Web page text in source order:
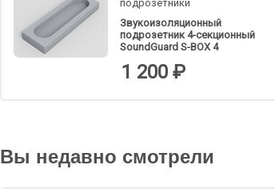
подрозетники
Звукоизоляционный
подрозетник 4-секционный
SoundGuard S-BOX 4
1 200 ₽
Вы недавно смотрели